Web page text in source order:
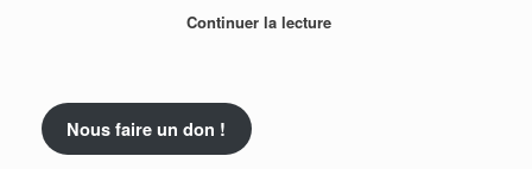
Continuer la lecture
Nous faire un don !